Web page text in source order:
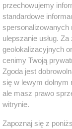
przechowujemy
standardowe
spersonalizowanych
ulepszanie usług.
geolokalizacyjnych
cenimy Twoją
Zgoda jest
się w lewym dolnym
ale masz prawo
witrynie.
Zapoznaj się z